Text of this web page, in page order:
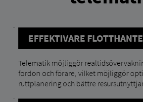
EFFEKTIVARE
Telematik möjliggör
fordon och förare, vilket möjliggör
ruttplanering och bättre